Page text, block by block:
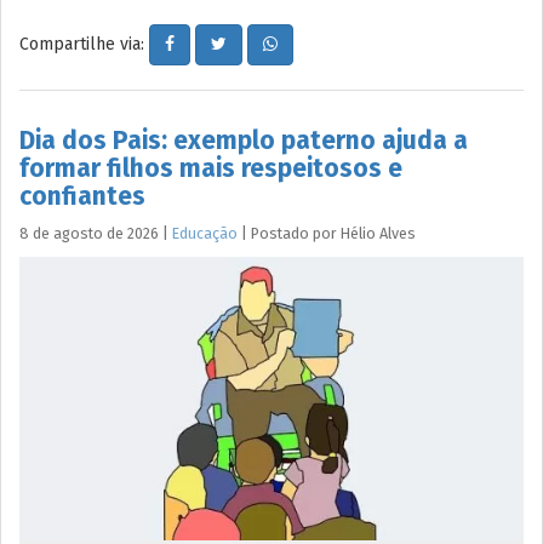
Compartilhe via:
Dia dos Pais: exemplo paterno ajuda a
formar filhos mais respeitosos e
confiantes
8 de agosto de 2026 Educação Postado por Hélio Alves